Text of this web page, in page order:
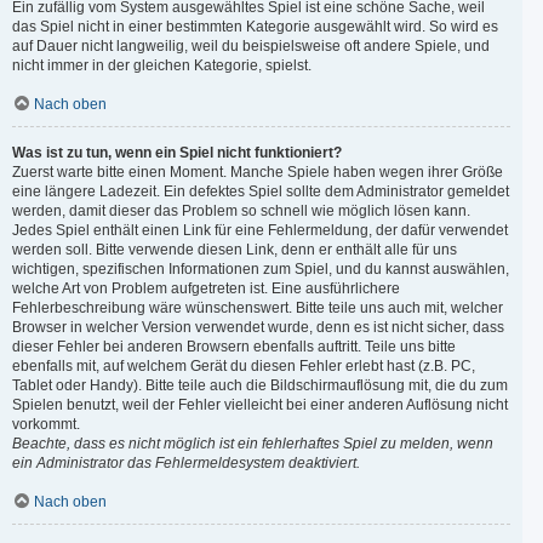
Ein zufällig vom System ausgewähltes Spiel ist eine schöne Sache, weil
das Spiel nicht in einer bestimmten Kategorie ausgewählt wird. So wird es
auf Dauer nicht langweilig, weil du beispielsweise oft andere Spiele, und
nicht immer in der gleichen Kategorie, spielst.
Nach oben
Was ist zu tun, wenn ein Spiel nicht funktioniert?
Zuerst warte bitte einen Moment. Manche Spiele haben wegen ihrer Größe
eine längere Ladezeit. Ein defektes Spiel sollte dem Administrator gemeldet
werden, damit dieser das Problem so schnell wie möglich lösen kann.
Jedes Spiel enthält einen Link für eine Fehlermeldung, der dafür verwendet
werden soll. Bitte verwende diesen Link, denn er enthält alle für uns
wichtigen, spezifischen Informationen zum Spiel, und du kannst auswählen,
welche Art von Problem aufgetreten ist. Eine ausführlichere
Fehlerbeschreibung wäre wünschenswert. Bitte teile uns auch mit, welcher
Browser in welcher Version verwendet wurde, denn es ist nicht sicher, dass
dieser Fehler bei anderen Browsern ebenfalls auftritt. Teile uns bitte
ebenfalls mit, auf welchem Gerät du diesen Fehler erlebt hast (z.B. PC,
Tablet oder Handy). Bitte teile auch die Bildschirmauflösung mit, die du zum
Spielen benutzt, weil der Fehler vielleicht bei einer anderen Auflösung nicht
vorkommt.
Beachte, dass es nicht möglich ist ein fehlerhaftes Spiel zu melden, wenn
ein Administrator das Fehlermeldesystem deaktiviert.
Nach oben